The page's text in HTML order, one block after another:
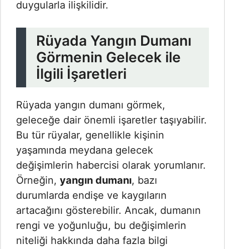
duygularla ilişkilidir.
Rüyada Yangın Dumanı
Görmenin Gelecek ile
İlgili İşaretleri
Rüyada yangın dumanı görmek,
geleceğe dair önemli işaretler taşıyabilir.
Bu tür rüyalar, genellikle kişinin
yaşamında meydana gelecek
değişimlerin habercisi olarak yorumlanır.
Örneğin, yangın dumanı, bazı
durumlarda endişe ve kaygıların
artacağını gösterebilir. Ancak, dumanın
rengi ve yoğunluğu, bu değişimlerin
niteliği hakkında daha fazla bilgi